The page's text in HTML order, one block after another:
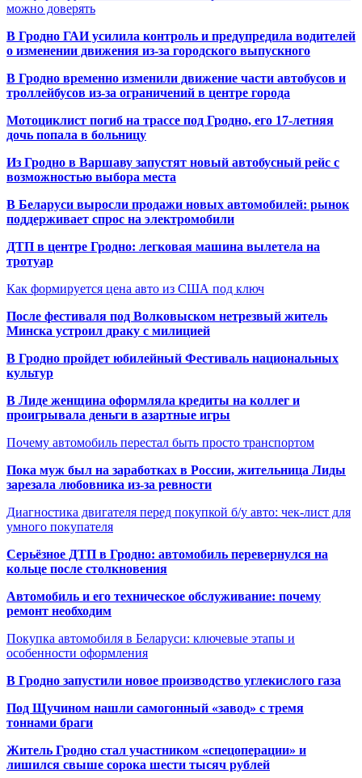
можно доверять
В Гродно ГАИ усилила контроль и предупредила водителей
о изменении движения из-за городского выпускного
В Гродно временно изменили движение части автобусов и
троллейбусов из-за ограничений в центре города
Мотоциклист погиб на трассе под Гродно, его 17-летняя
дочь попала в больницу
Из Гродно в Варшаву запустят новый автобусный рейс с
возможностью выбора места
В Беларуси выросли продажи новых автомобилей: рынок
поддерживает спрос на электромобили
ДТП в центре Гродно: легковая машина вылетела на
тротуар
Как формируется цена авто из США под ключ
После фестиваля под Волковыском нетрезвый житель
Минска устроил драку с милицией
В Гродно пройдет юбилейный Фестиваль национальных
культур
В Лиде женщина оформляла кредиты на коллег и
проигрывала деньги в азартные игры
Почему автомобиль перестал быть просто транспортом
Пока муж был на заработках в России, жительница Лиды
зарезала любовника из-за ревности
Диагностика двигателя перед покупкой б/у авто: чек-лист для
умного покупателя
Серьёзное ДТП в Гродно: автомобиль перевернулся на
кольце после столкновения
Автомобиль и его техническое обслуживание: почему
ремонт необходим
Покупка автомобиля в Беларуси: ключевые этапы и
особенности оформления
В Гродно запустили новое производство углекислого газа
Под Щучином нашли самогонный «завод» с тремя
тоннами браги
Житель Гродно стал участником «спецоперации» и
лишился свыше сорока шести тысяч рублей